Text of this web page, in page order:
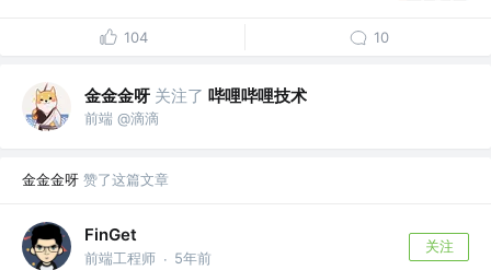
104 10
金金金呀 关注了 哔哩哔哩技术
前端 @滴滴
金金金呀 赞了这篇文章
FinGet
前端工程师 · 5年前
关注